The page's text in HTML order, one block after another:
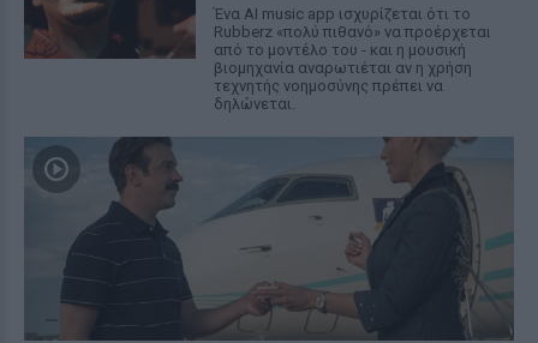
Ένα AI music app ισχυρίζεται ότι το
Rubberz «πολύ πιθανό» να προέρχεται
από το μοντέλο του - και η μουσική
βιομηχανία αναρωτιέται αν η χρήση
τεχνητής νοημοσύνης πρέπει να
δηλώνεται.